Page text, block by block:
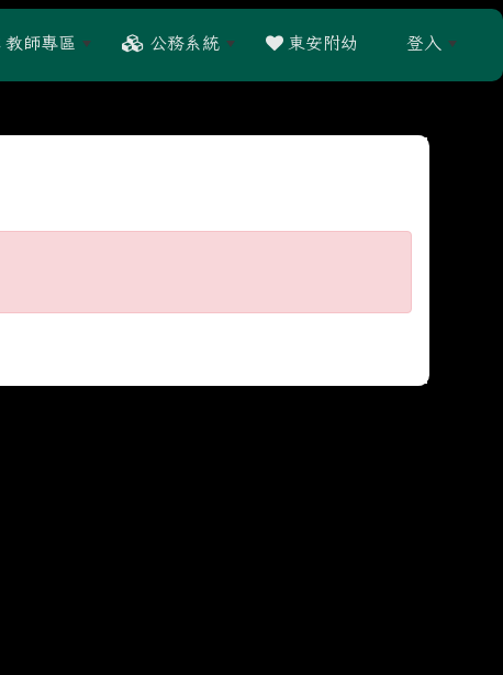
教師專區 公務系統 東安附幼 登入